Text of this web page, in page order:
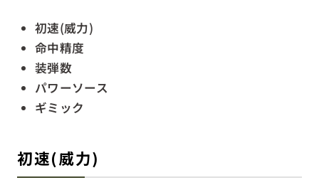
初速(威力)
命中精度
装弾数
パワーソース
ギミック
初速(威力)